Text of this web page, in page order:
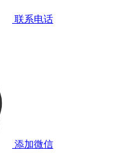
联系电话
添加微信